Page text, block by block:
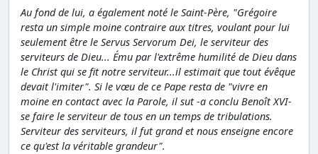
Au fond de lui, a également noté le Saint-Père, "Grégoire
resta un simple moine contraire aux titres, voulant pour lui
seulement être le Servus Servorum Dei, le serviteur des
serviteurs de Dieu... Ému par l'extrême humilité de Dieu dans
le Christ qui se fit notre serviteur...il estimait que tout évêque
devait l'imiter". Si le vœu de ce Pape resta de "vivre en
moine en contact avec la Parole, il sut -a conclu Benoît XVI-
se faire le serviteur de tous en un temps de tribulations.
Serviteur des serviteurs, il fut grand et nous enseigne encore
ce qu'est la véritable grandeur".